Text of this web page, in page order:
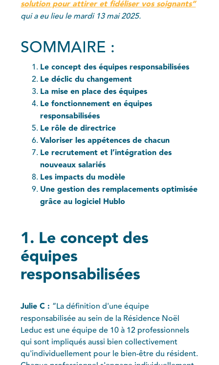
solution pour attirer et fidéliser vos soignants”
qui a eu lieu le mardi 13 mai 2025.
SOMMAIRE :
Le concept des équipes responsabilisées
Le déclic du changement
La mise en place des équipes
Le fonctionnement en équipes
responsabilisées
Le rôle de directrice
Valoriser les appétences de chacun
Le recrutement et l’intégration des
nouveaux salariés
Les impacts du modèle
Une gestion des remplacements optimisée
grâce au logiciel Hublo
1. Le concept des
équipes
responsabilisées
Julie C : “La définition d'une équipe
responsabilisée au sein de la Résidence Noël
Leduc est une équipe de 10 à 12 professionnels
qui sont impliqués aussi bien collectivement
qu'individuellement pour le bien-être du résident.